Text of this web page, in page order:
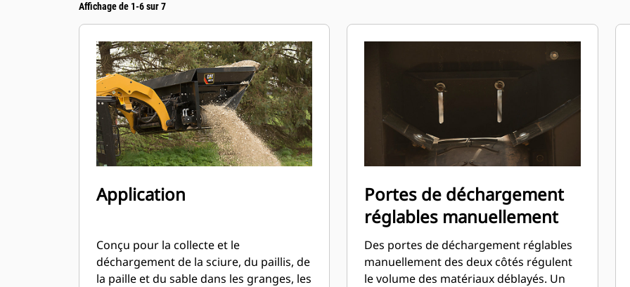
Affichage de 1-6 sur 7
Application
Conçu pour la collecte et le
déchargement de la sciure, du paillis, de
la paille et du sable dans les granges, les
Portes de déchargement
réglables manuellement
Des portes de déchargement réglables
manuellement des deux côtés régulent
le volume des matériaux déblayés. Un